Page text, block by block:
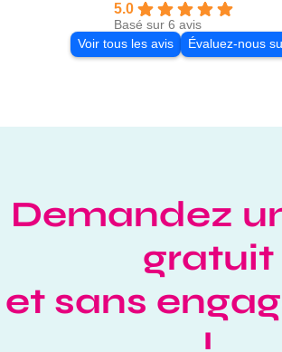
5.0
Basé sur 6 avis
Voir tous les avis
Évaluez-nous
Demandez
gratuit
et sans